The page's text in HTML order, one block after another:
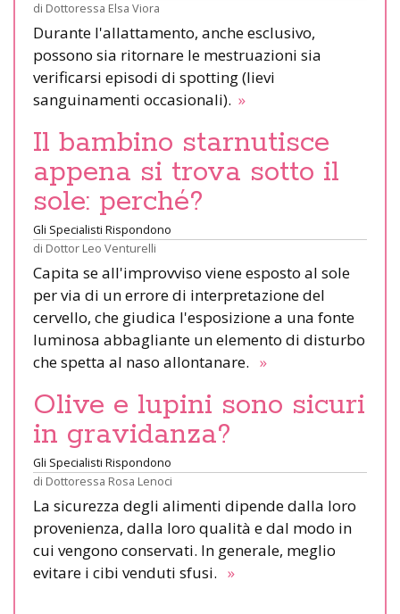
di Dottoressa Elsa Viora
Durante l'allattamento, anche esclusivo,
possono sia ritornare le mestruazioni sia
verificarsi episodi di spotting (lievi
sanguinamenti occasionali). »
Il bambino starnutisce
appena si trova sotto il
sole: perché?
Gli Specialisti Rispondono
di Dottor Leo Venturelli
Capita se all'improvviso viene esposto al sole
per via di un errore di interpretazione del
cervello, che giudica l'esposizione a una fonte
luminosa abbagliante un elemento di disturbo
che spetta al naso allontanare. »
Olive e lupini sono sicuri
in gravidanza?
Gli Specialisti Rispondono
di Dottoressa Rosa Lenoci
La sicurezza degli alimenti dipende dalla loro
provenienza, dalla loro qualità e dal modo in
cui vengono conservati. In generale, meglio
evitare i cibi venduti sfusi. »